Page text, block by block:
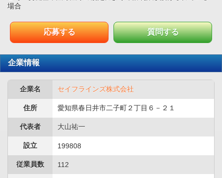
場合
応募する 質問する
企業情報
企業名 セイフラインズ株式会社
住所 愛知県春日井市二子町２丁目６－２１
代表者 大山祐一
設立 199808
従業員数 112